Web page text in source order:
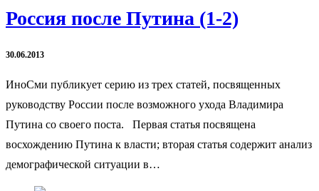
Россия после Путина (1-2)
30.06.2013
ИноСми публикует серию из трех статей, посвященных
руководству России после возможного ухода Владимира
Путина со своего поста. Первая статья посвящена
восхождению Путина к власти; вторая статья содержит анализ
демографической ситуации в…